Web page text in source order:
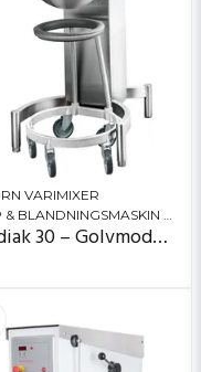
ca 10–20 kg
på
VARIMIXER
Kodiak 30 – Golvmodell